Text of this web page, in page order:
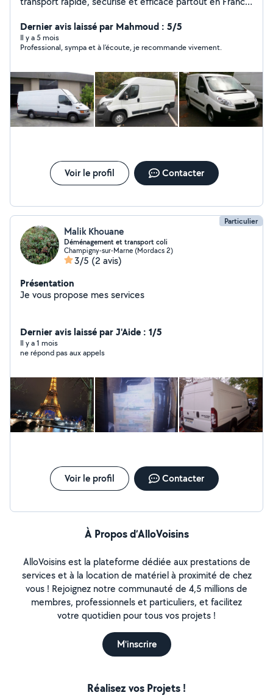
livraisons ponctuelles et un service de qualité.
Dernier avis laissé par Mahmoud : 5/5
Il y a 5 mois
Professional, sympa et à l’écoute, je recommande vivement.
Voir le profil Contacter
Particulier
Malik Khouane
Déménagement et transport coli
Champigny-sur-Marne (Mordacs 2)
3/5 (2 avis)
Présentation
Je vous propose mes services
Dernier avis laissé par J'Aide : 1/5
Il y a 1 mois
ne répond pas aux appels
Voir le profil Contacter
À Propos d’AlloVoisins
AlloVoisins est la plateforme dédiée aux prestations de
services et à la location de matériel à proximité de chez
vous ! Rejoignez notre communauté de 4,5 millions de
membres, professionnels et particuliers, et facilitez
votre quotidien pour tous vos projets !
M'inscrire
Réalisez vos Projets !